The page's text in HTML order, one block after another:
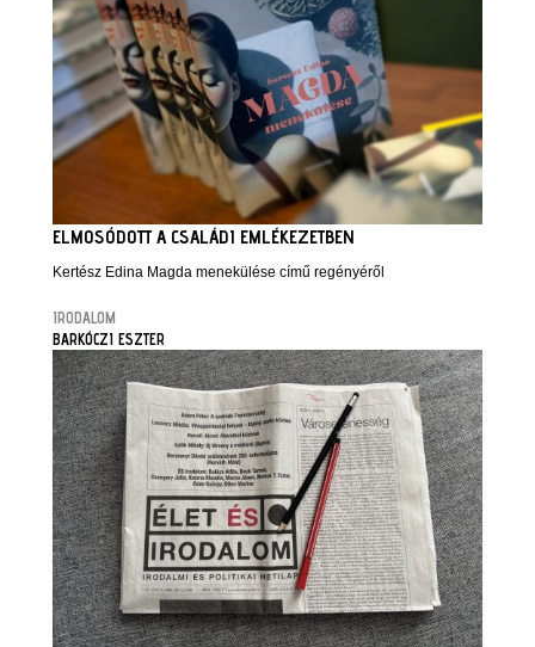
ELMOSÓDOTT A CSALÁDI EMLÉKEZETBEN
Kertész Edina Magda menekülése című regényéről
IRODALOM
BARKÓCZI ESZTER